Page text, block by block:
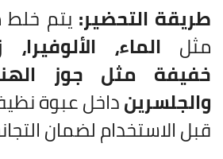
طريقة التحضير: يتم
مثل الماء،
خفيفة مثل جوز
والجلسرينداخل عبوة
قبل الاستخدام لضمان